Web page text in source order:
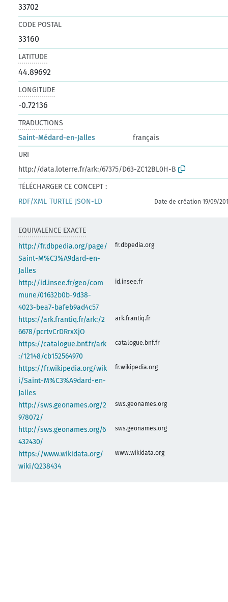
33702
CODE POSTAL
33160
LATITUDE
44.89692
LONGITUDE
-0.72136
TRADUCTIONS
Saint-Médard-en-Jalles
français
URI
http://data.loterre.fr/ark:/67375/D63-ZC12BL0H-B
TÉLÉCHARGER CE CONCEPT :
RDF/XML TURTLE JSON-LD Date de création 19/09/
EQUIVALENCE EXACTE
http://fr.dbpedia.org/page/
Saint-M%C3%A9dard-en-
Jalles
fr.dbpedia.org
http://id.insee.fr/geo/com
mune/01632b0b-9d38-
4023-bea7-bafeb9ad4c57
id.insee.fr
https://ark.frantiq.fr/ark:/2
6678/pcrtvCrDRrxXjO
ark.frantiq.fr
https://catalogue.bnf.fr/ark
:/12148/cb152564970
catalogue.bnf.fr
https://fr.wikipedia.org/wik
i/Saint-M%C3%A9dard-en-
Jalles
fr.wikipedia.org
http://sws.geonames.org/2
978072/
sws.geonames.org
http://sws.geonames.org/6
432430/
sws.geonames.org
https://www.wikidata.org/
wiki/Q238434
www.wikidata.org